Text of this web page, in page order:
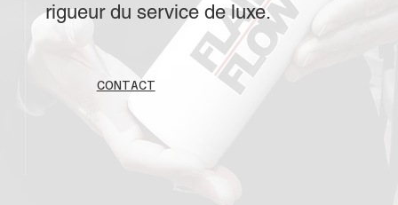
CONTACT
rigueur du service de luxe.